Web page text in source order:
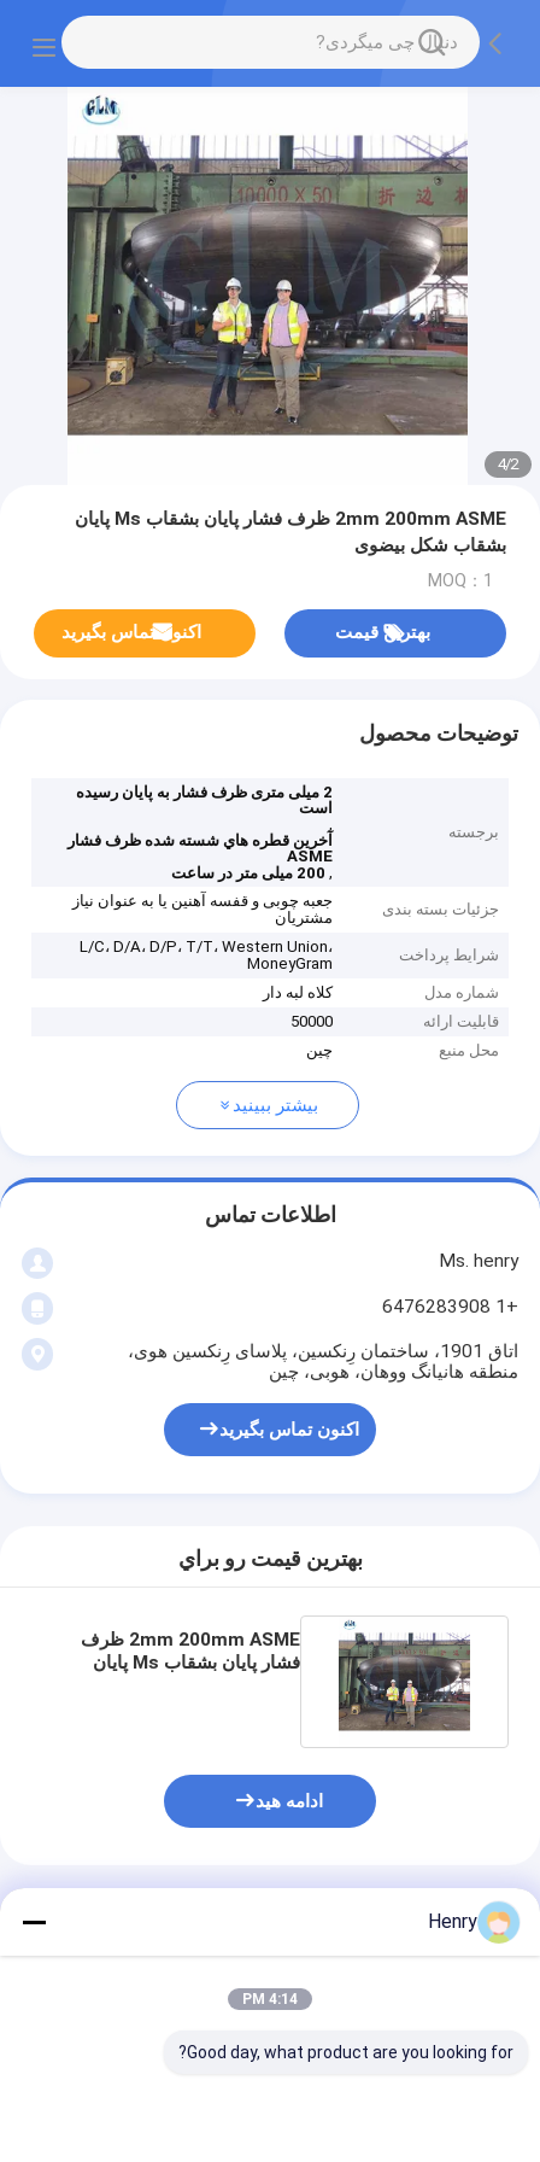
2
/
4
2mm 200mm ASME ظرف فشار پایان بشقاب Ms پایان
بشقاب شکل بیضوی
MOQ：1
بهترین قیمت اکنون تماس بگیرید
توضیحات محصول
برجسته
2 میلی متری ظرف فشار به پایان رسیده
است
,
آخرين قطره هاي شسته شده ظرف فشار
ASME
, 200 میلی متر در ساعت
جزئیات بسته بندی
جعبه چوبی و قفسه آهنین یا به عنوان نیاز
مشتریان
شرایط پرداخت
L/C، D/A، D/P، T/T، Western Union،
MoneyGram
شماره مدل
کلاه لبه دار
قابلیت ارائه
50000
محل منبع
چین
بیشتر ببینید
اطلاعات تماس
Ms. henry
+1 6476283908
اتاق 1901، ساختمان رِنکسین، پلاسای رِنکسین هوی،
منطقه هانیانگ ووهان، هوبی، چین
اکنون تماس بگیرید
بهترين قيمت رو براي
2mm 200mm ASME ظرف
فشار پایان بشقاب Ms پایان
ادامه هید
محصولات توصیه شده
Henry
4:14 PM
Good day, what product are you looking for?